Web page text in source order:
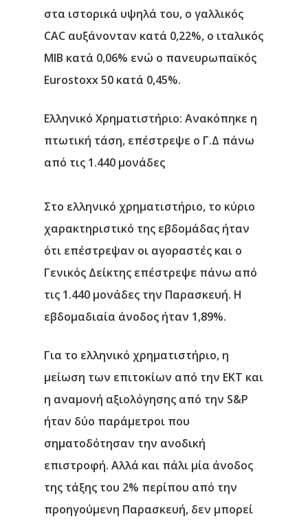
στα ιστορικά υψηλά του, ο γαλλικός
CAC αυξάνονταν κατά 0,22%, ο ιταλικός
MIB κατά 0,06% ενώ ο πανευρωπαϊκός
Eurostoxx 50 κατά 0,45%.
Ελληνικό Χρηματιστήριο: Ανακόπηκε η
πτωτική τάση, επέστρεψε ο Γ.Δ πάνω
από τις 1.440 μονάδες
Στο ελληνικό χρηματιστήριο, το κύριο
χαρακτηριστικό της εβδομάδας ήταν
ότι επέστρεψαν οι αγοραστές και ο
Γενικός Δείκτης επέστρεψε πάνω από
τις 1.440 μονάδες την Παρασκευή. Η
εβδομαδιαία άνοδος ήταν 1,89%.
Για το ελληνικό χρηματιστήριο, η
μείωση των επιτοκίων από την ΕΚΤ και
η αναμονή αξιολόγησης από την S&P
ήταν δύο παράμετροι που
σηματοδότησαν την ανοδική
επιστροφή. Αλλά και πάλι μία άνοδος
της τάξης του 2% περίπου από την
προηγούμενη Παρασκευή, δεν μπορεί
Αρχική
Υπηρεσίες